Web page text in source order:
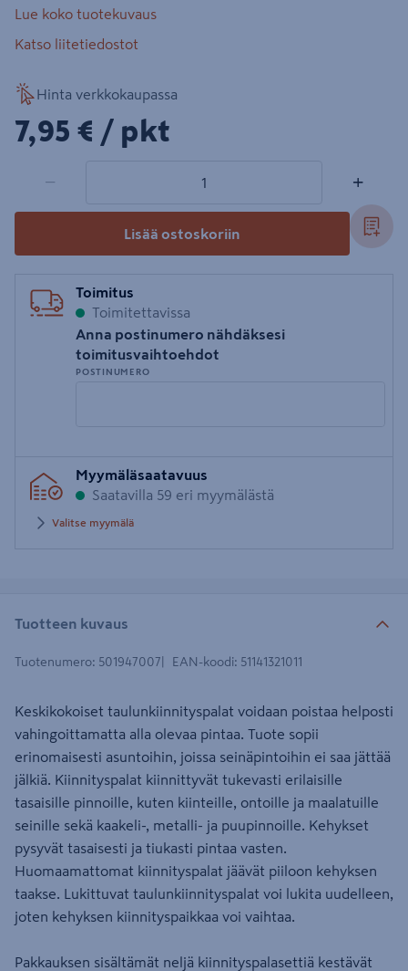
Lue koko tuotekuvaus
Katso liitetiedostot
Hinta verkkokaupassa
7,95€/pkt
7,95 € / pkt
− +
Lisää ostoskoriin
Toimitus
Toimitettavissa
Anna postinumero nähdäksesi
toimitusvaihtoehdot
POSTINUMERO
postinumero
Myymäläsaatavuus
Saatavilla 59 eri myymälästä
Valitse myymälä
Tuotteen kuvaus
Tuotenumero: 501947007 EAN-koodi: 51141321011
Keskikokoiset taulunkiinnityspalat voidaan poistaa helposti
vahingoittamatta alla olevaa pintaa. Tuote sopii
erinomaisesti asuntoihin, joissa seinäpintoihin ei saa jättää
jälkiä. Kiinnityspalat kiinnittyvät tukevasti erilaisille
tasaisille pinnoille, kuten kiinteille, ontoille ja maalatuille
seinille sekä kaakeli-, metalli- ja puupinnoille. Kehykset
pysyvät tasaisesti ja tiukasti pintaa vasten.
Huomaamattomat kiinnityspalat jäävät piiloon kehyksen
taakse. Lukittuvat taulunkiinnityspalat voi lukita uudelleen,
joten kehyksen kiinnityspaikkaa voi vaihtaa.
Pakkauksen sisältämät neljä kiinnityspalasettiä kestävät